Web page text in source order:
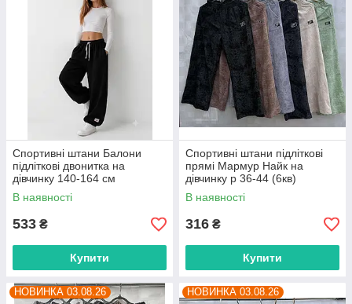
Спортивні штани Балони
підліткові двонитка на
дівчинку 140-164 см
"MALVINA" купити гуртом в
Одесі на 7 км
В наявності
533 ₴
Купити
Спортивні штани підліткові
прямі Мармур Найк на
дівчинку р 36-44 (6кв)
"BOXING" гуртом в Одесі на 7
км
В наявності
316 ₴
Купити
НОВИНКА 03.08.26 НОВИНКА 03.08.26